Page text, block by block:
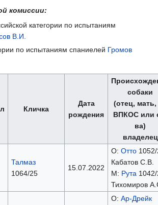
комиссии:
категории по испытаниям
В.И.
по испытаниям спаниелей Громов
Кличка
Дата
рождения
собаки
(отец,
ВПКОС или
ва)
владелец
Талмаз
1064/25
15.07.2022
О: Отто1052/
Кабатов С.В.
М: Рута
Тихомиров
О: Ар-Дрейк